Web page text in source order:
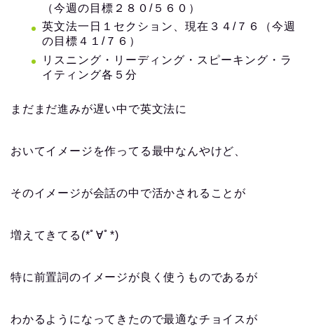
（今週の目標２８０/５６０）
英文法一日１セクション、現在３４/７６（今週
の目標４１/７６）
リスニング・リーディング・スピーキング・ラ
イティング各５分
まだまだ進みが遅い中で英文法に
おいてイメージを作ってる最中なんやけど、
そのイメージが会話の中で活かされることが
増えてきてる(*ﾟ∀ﾟ*)
特に前置詞のイメージが良く使うものであるが
わかるようになってきたので最適なチョイスが